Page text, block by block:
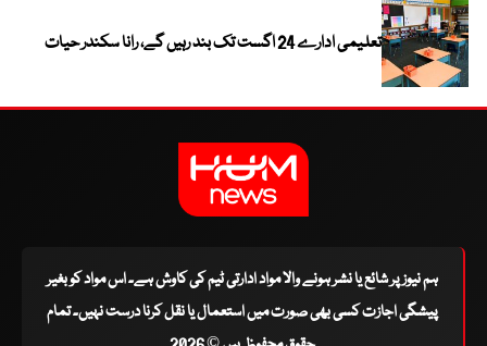
تعلیمی ادارے 24 اگست تک بند رہیں گے، رانا سکندر حیات
ہم نیوز پر شائع یا نشر ہونے والا مواد ادارتی ٹیم کی کاوش ہے۔ اس مواد کو بغیر
پیشگی اجازت کسی بھی صورت میں استعمال یا نقل کرنا درست نہیں۔ تمام